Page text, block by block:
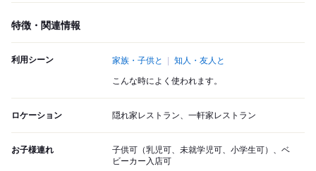
特徴・関連情報
利用シーン 家族・子供と 知人・友人と
こんな時によく使われます。
ロケーション 隠れ家レストラン、一軒家レストラン
お子様連れ
子供可（乳児可、未就学児可、小学生可）、ベ
ビーカー入店可